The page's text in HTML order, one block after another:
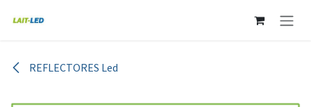
REFLECTORES Led